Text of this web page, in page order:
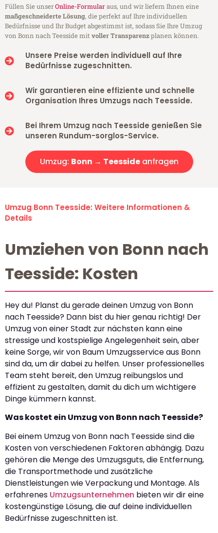
Füllen Sie unserOnline-Formularaus, und wir liefern Ihnen eine
maßgeschneiderte Lösung, die perfekt auf Ihre individuellen
Bedürfnisse und Ihr Budget abgestimmt ist, sodass Sie Ihre Umzug
von Bonn nach Teesside mitvoller Transparenzplanen können.
Unsere Preise werden individuell auf Ihre
Bedürfnisse zugeschnitten.
Wir garantieren eine effiziente und schnelle
Organisation Ihres Umzugs nach Teesside.
Bei Ihrem Umzug nach Teesside genießen Sie
unseren Rundum-sorglos-Service.
Umzug: Bonn → Teessideanfragen
Umzug Bonn Teesside: Weitere Informationen &
Details
Umziehen von Bonn nach
Teesside: Kosten
Hey du! Planst du gerade deinen Umzug von Bonn
nach Teesside? Dann bist du hier genau richtig! Der
Umzug von einer Stadt zur nächsten kann eine
stressige und kostspielige Angelegenheit sein, aber
keine Sorge, wir von Baum Umzugsservice aus Bonn
sind da, um dir dabei zu helfen. Unser professionelles
Team steht bereit, den Umzug reibungslos und
effizient zu gestalten, damit du dich um wichtigere
Dinge kümmern kannst.
Was kostet ein Umzug von Bonn nach Teesside?
Bei einem Umzug von Bonn nach Teesside sind die
Kosten von verschiedenen Faktoren abhängig. Dazu
gehören die Menge des Umzugsguts, die Entfernung,
die Transportmethode und zusätzliche
Dienstleistungen wie Verpackung und Montage. Als
erfahrenes Umzugsunternehmen bieten wir dir eine
kostengünstige Lösung, die auf deine individuellen
Bedürfnisse zugeschnitten ist.